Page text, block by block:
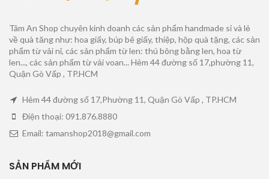
Tâm An Shop chuyên kinh doanh các sản phẩm handmade sỉ và lẻ
về quà tăng như: hoa giấy, búp bê giấy, thiệp, hộp quà tặng, các sản
phẩm từ vải nỉ, các sản phẩm từ len: thú bông bằng len, hoa từ
len..., các sản phẩm từ vải voan... Hẻm 44 đường số 17,phường 11,
Quận Gò Vấp , TP.HCM
Hẻm 44 đường số 17,Phường 11, Quận Gò Vấp , TP.HCM
Điện thoại: 091.876.8880
Email: tamanshop2018@gmail.com
SẢN PHẨM MỚI